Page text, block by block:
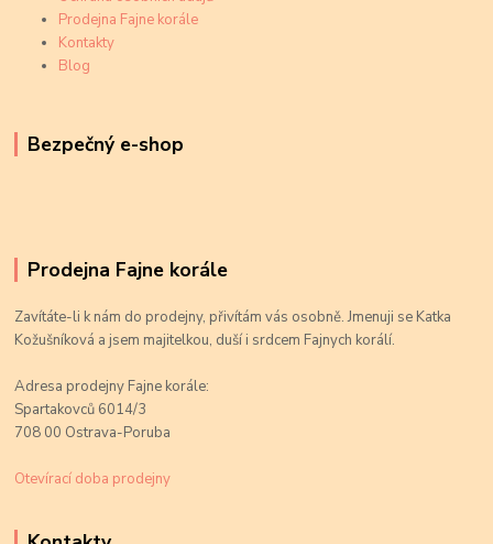
Prodejna Fajne korále
Kontakty
Blog
Bezpečný e-shop
Prodejna Fajne korále
Zavítáte-li k nám do prodejny, přivítám vás osobně. Jmenuji se Katka
Kožušníková a jsem majitelkou, duší i srdcem Fajnych korálí.
Adresa prodejny Fajne korále:
Spartakovců 6014/3
708 00 Ostrava-Poruba
Otevírací doba prodejny